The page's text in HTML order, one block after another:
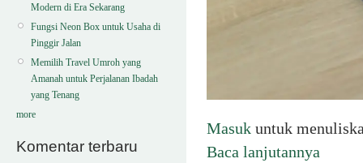
Modern di Era Sekarang
Fungsi Neon Box untuk Usaha di
Pinggir Jalan
Memilih Travel Umroh yang
Amanah untuk Perjalanan Ibadah
yang Tenang
more
Komentar terbaru
Masuk untuk
Baca lanjutannya